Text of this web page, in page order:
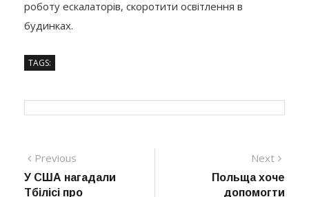
роботу ескалаторів, скоротити освітлення в
будинках.
TAGS:
Навігація
записів
Previous
post:
У США нагадали
Тбілісі про
Next
Польща хоче
допомогти